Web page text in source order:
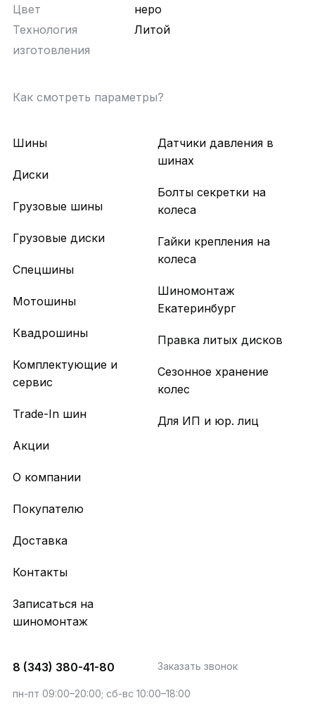
Цвет
неро
Технология
изготовления
Литой
Как смотреть параметры?
Шины
Диски
Грузовые шины
Грузовые диски
Спецшины
Мотошины
Квадрошины
Комплектующие и
сервис
Trade-In шин
Акции
Датчики давления в
шинах
Болты секретки на
колеса
Гайки крепления на
колеса
Шиномонтаж
Екатеринбург
Правка литых дисков
Сезонное хранение
колес
Для ИП и юр. лиц
О компании
Покупателю
Доставка
Контакты
Записаться на
шиномонтаж
8 (343) 380-41-80 Заказать звонок
пн-пт 09:00–20:00; сб-вс 10:00–18:00